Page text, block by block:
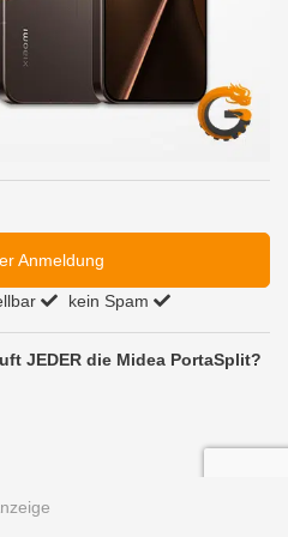
Anmeldung
kein Spam
JEDER die Midea PortaSplit?